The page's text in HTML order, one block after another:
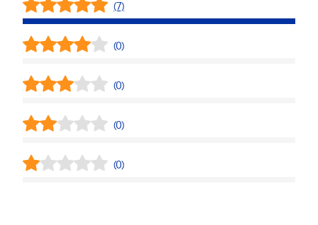
(7)
(0)
(0)
(0)
(0)